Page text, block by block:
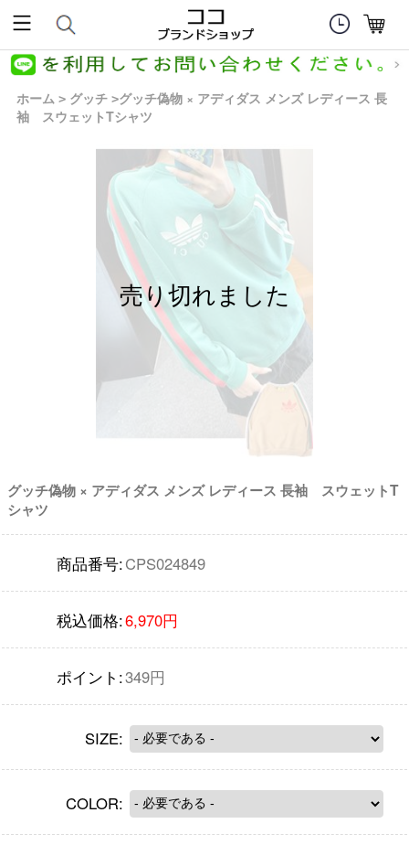
ホーム > グッチ >グッチ偽物 × アディダス メンズ レディース 長
袖 スウェットTシャツ
グッチ偽物 × アディダス メンズ レディース 長袖 スウェットT
シャツ
商品番号:CPS024849
税込価格:6,970円
ポイント:349円
SIZE:
COLOR: